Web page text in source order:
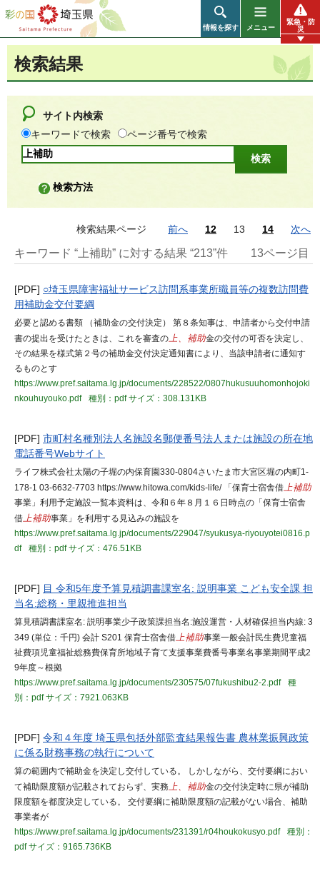
彩の国 埼玉県
情報を探す メニュー
緊急・防
災
検索結果
サイト内検索
キーワードで検索
ページ番号で検索
検索方法
検索結果ページ 前へ 12 13 14 次へ
キーワード “上補助” に対する結果 “213”件 13ページ目
[PDF] ○埼玉県障害福祉サービス訪問系事業所職員等の複数訪問費
用補助金交付要綱
必要と認める書類 （補助金の交付決定） 第８条知事は、申請者から交付申請
書の提出を受けたときは、これを審査の上、補助金の交付の可否を決定し、
その結果を様式第２号の補助金交付決定通知書により、当該申請者に通知す
るものとす
https://www.pref.saitama.lg.jp/documents/228522/0807hukusuuhomonhojoki
nkouhuyouko.pdf
種別：pdfサイズ：308.131KB
[PDF] 市町村名種別法人名施設名郵便番号法人または施設の所在地
電話番号Webサイト
ライフ株式会社太陽の子堀の内保育園330-0804さいたま市大宮区堀の内町1-
178-1 03-6632-7703 https://www.hitowa.com/kids-life/ 「保育士宿舎借上補助
事業」利用予定施設一覧本資料は、令和６年８月１６日時点の「保育士宿舎
借上補助事業」を利用する見込みの施設を
https://www.pref.saitama.lg.jp/documents/229047/syukusya-riyouyotei0816.p
df
種別：pdfサイズ：476.51KB
[PDF] 目 令和5年度予算見積調書課室名: 説明事業 こども安全課 担
当名:総務・里親推進担当
算見積調書課室名: 説明事業少子政策課担当名:施設運営・人材確保担当内線: 3
349 (単位：千円) 会計 S201 保育士宿舎借上補助事業一般会計民生費児童福
祉費項児童福祉総務費保育所地域子育て支援事業費番号事業名事業期間平成2
9年度～根拠
https://www.pref.saitama.lg.jp/documents/230575/07fukushibu2-2.pdf
種
別：pdfサイズ：7921.063KB
[PDF] 令和４年度 埼玉県包括外部監査結果報告書 農林業振興政策
に係る財務事務の執行について
算の範囲内で補助金を決定し交付している。 しかしながら、交付要綱におい
て補助限度額が記載されておらず、実務上、補助金の交付決定時に県が補助
限度額を都度決定している。 交付要綱に補助限度額の記載がない場合、補助
事業者が
https://www.pref.saitama.lg.jp/documents/231391/r04houkokusyo.pdf
種別：
pdfサイズ：9165.736KB